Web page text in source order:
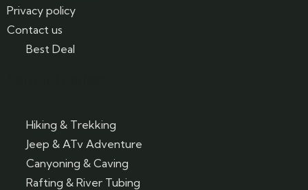
Privacy policy
Contact us
Best Deal
Hiking & Trekking
Jeep & ATv Adventure
Canyoning & Caving
Rafting & River Tubing